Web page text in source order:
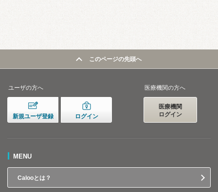
このページの先頭へ
ユーザの方へ
新規ユーザ登録 ログイン
医療機関の方へ
医療機関
ログイン
MENU
Calooとは？